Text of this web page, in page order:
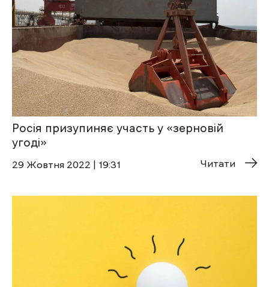
Росія призупиняє участь у «зерновій
угоді»
29 Жовтня 2022 | 19:31 Читати